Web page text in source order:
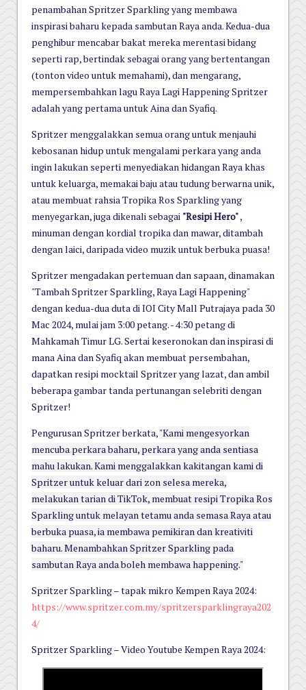
penambahan Spritzer Sparkling yang membawa
inspirasi baharu kepada sambutan Raya anda. Kedua-dua
penghibur mencabar bakat mereka merentasi bidang
seperti rap, bertindak sebagai orang yang bertentangan
(tonton video untuk memahami), dan mengarang,
mempersembahkan lagu Raya Lagi Happening Spritzer
adalah yang pertama untuk Aina dan Syafiq.
Spritzer menggalakkan semua orang untuk menjauhi
kebosanan hidup untuk mengalami perkara yang anda
ingin lakukan seperti menyediakan hidangan Raya khas
untuk keluarga, memakai baju atau tudung berwarna unik,
atau membuat rahsia Tropika Ros Sparkling yang
menyegarkan, juga dikenali sebagai "Resipi Hero",
minuman dengan kordial tropika dan mawar, ditambah
dengan laici, daripada video muzik untuk berbuka puasa!
Spritzer mengadakan pertemuan dan sapaan, dinamakan
"Tambah Spritzer Sparkling, Raya Lagi Happening"
dengan kedua-dua duta di IOI City Mall Putrajaya pada 30
Mac 2024, mulai jam 3:00 petang. - 4:30 petang di
Mahkamah Timur LG. Sertai keseronokan dan inspirasi di
mana Aina dan Syafiq akan membuat persembahan,
dapatkan resipi mocktail Spritzer yang lazat, dan ambil
beberapa gambar tanda pertunangan selebriti dengan
Spritzer!
Pengurusan Spritzer berkata,"Kami mengesyorkan
mencuba perkara baharu, perkara yang anda sentiasa
mahu lakukan. Kami menggalakkan kakitangan kami di
Spritzer untuk keluar dari zon selesa mereka,
melakukan tarian di TikTok, membuat resipi Tropika Ros
Sparkling untuk melayan tetamu anda semasa Raya atau
berbuka puasa, ia membawa pemikiran dan kreativiti
baharu. Menambahkan Spritzer Sparkling pada
sambutan Raya anda boleh membawa happening."
Spritzer Sparkling – tapak mikro Kempen Raya 2024:
https://www.spritzer.com.my/spritzersparklingraya202
4/
Spritzer Sparkling – Video Youtube Kempen Raya 2024: